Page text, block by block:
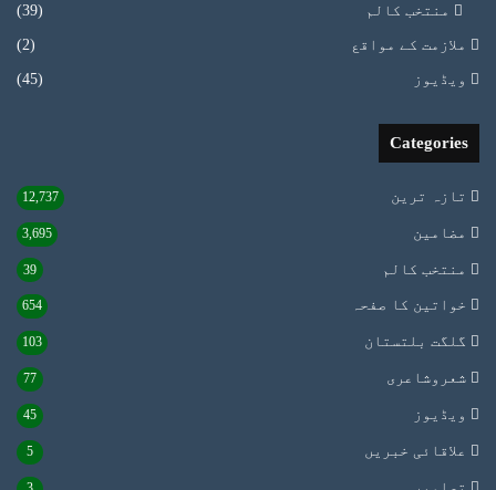
منتخب کالم (39)
ملازمت کے مواقع (2)
ویڈیوز (45)
Categories
تازہ ترین 12,737
مضامین 3,695
منتخب کالم 39
خواتین کا صفحہ 654
گلگت بلتستان 103
شعروشاعری 77
ویڈیوز 45
علاقائی خبریں 5